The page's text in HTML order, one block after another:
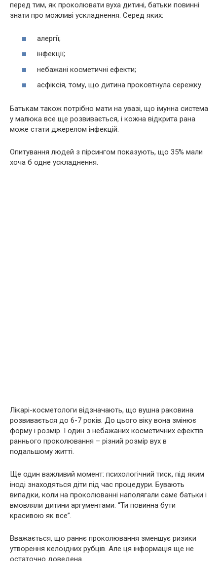
перед тим, як проколювати вуха дитині, батьки повинні
знати про можливі ускладнення. Серед яких:
алергії;
інфекції;
небажані косметичні ефекти;
асфіксія, тому, що дитина проковтнула сережку.
Батькам також потрібно мати на увазі, що імунна система
у малюка все ще розвивається, і кожна відкрита рана
може стати джерелом інфекцій.
Опитування людей з пірсингом показують, що 35% мали
хоча б одне ускладнення.
Лікарі-косметологи відзначають, що вушна раковина
розвивається до 6-7 років. До цього віку вона змінює
форму і розмір. І один з небажаних косметичних ефектів
раннього проколювання – різний розмір вух в
подальшому житті.
Ще один важливий момент: психологічний тиск, під яким
іноді знаходяться діти під час процедури. Бувають
випадки, коли на проколюванні наполягали саме батьки і
вмовляли дитини аргументами: “Ти повинна бути
красивою як все”.
Вважається, що раннє проколювання зменшує ризики
утворення келоїдних рубців. Але ця інформація ще не
остаточно доведена.